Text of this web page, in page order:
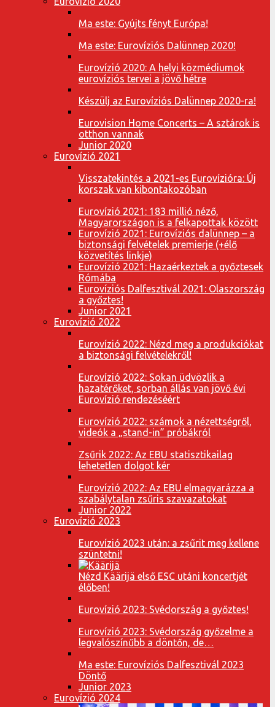
Ma este: Gyújts fényt Európa!
Ma este: Eurovíziós Dalünnep 2020!
Eurovízió 2020: A helyi közmédiumok
eurovíziós tervei a jövő hétre
Készülj az Eurovíziós Dalünnep 2020-ra!
Eurovision Home Concerts – A sztárok is
otthon vannak
Junior 2020
Eurovízió 2021
Visszatekintés a 2021-es Eurovízióra: Új
korszak van kibontakozóban
Eurovízió 2021: 183 millió néző,
Magyarországon is a felkapottak között
Eurovízió 2021: Eurovíziós dalünnep – a
biztonsági felvételek premierje (+élő
közvetítés linkje)
Eurovízió 2021: Hazaérkeztek a győztesek
Rómába
Eurovíziós Dalfesztivál 2021: Olaszország
a győztes!
Junior 2021
Eurovízió 2022
Eurovízió 2022: Nézd meg a produkciókat
a biztonsági felvételekről!
Eurovízió 2022: Sokan üdvözlik a
hazatérőket, sorban állás van jövő évi
Eurovízió rendezéséért
Eurovízió 2022: számok a nézettségről,
videók a „stand-in” próbákról
Zsűrik 2022: Az EBU statisztikailag
lehetetlen dolgot kér
Eurovízió 2022: Az EBU elmagyarázza a
szabálytalan zsűris szavazatokat
Junior 2022
Eurovízió 2023
Eurovízió 2023 után: a zsűrit meg kellene
szüntetni!
Nézd Käärijä első ESC utáni koncertjét
élőben!
Eurovízió 2023: Svédország a győztes!
Eurovízió 2023: Svédország győzelme a
legvalószínűbb a döntőn, de…
Ma este: Eurovíziós Dalfesztivál 2023
Döntő
Junior 2023
Eurovízió 2024